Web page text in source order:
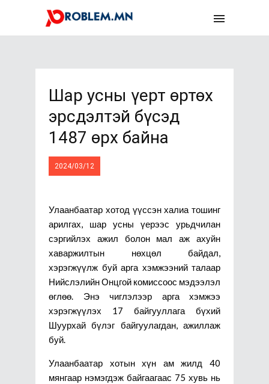
Шар усны үерт өртөх
эрсдэлтэй бүсэд
1487 өрх байна
2024/03/12
Улаанбаатар хотод үүссэн халиа тошинг
арилгах, шар усны үерээс урьдчилан
сэргийлэх ажил болон мал аж ахуйн
хаваржилтын нөхцөл байдал,
хэрэгжүүлж буй арга хэмжээний талаар
Нийслэлийн Онцгой комиссоос мэдээлэл
өглөө. Энэ чиглэлээр арга хэмжээ
хэрэгжүүлэх 17 байгууллага бүхий
Шуурхай бүлэг байгуулагдан, ажиллаж
буй.
Улаанбаатар хотын хүн ам жилд 40
мянгаар нэмэгдэж байгаагаас 75 хувь нь